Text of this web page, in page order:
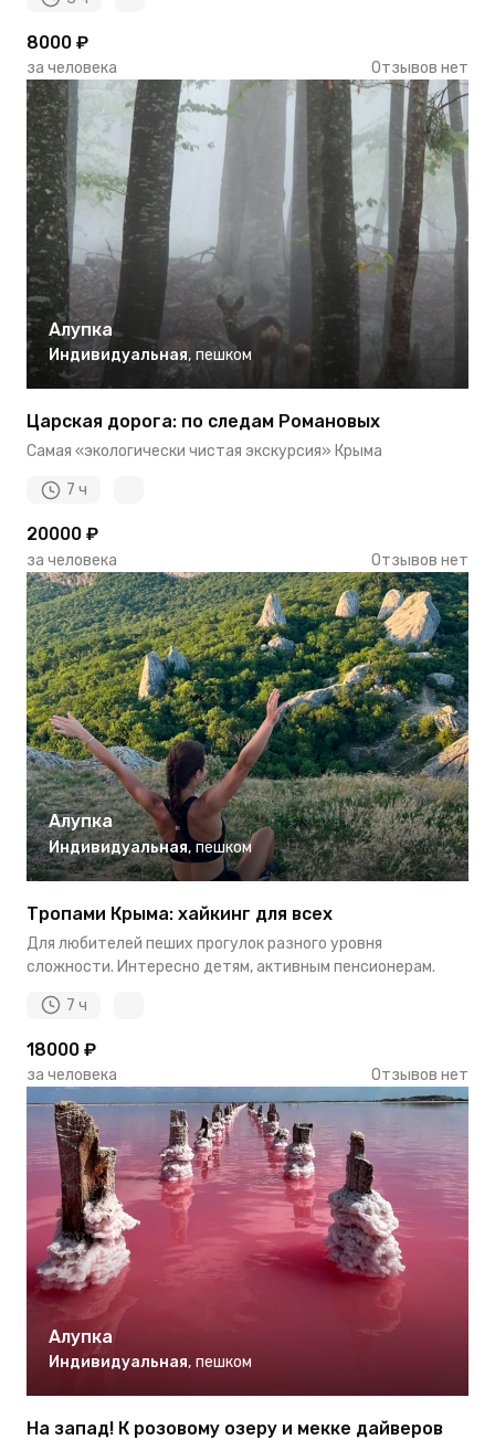
8000 ₽
за человека Отзывов нет
Алупка
Индивидуальная, пешком
Царская дорога: по следам Романовых
Cамая «экологически чистая экскурсия» Крыма
7 ч
20000 ₽
за человека Отзывов нет
Алупка
Индивидуальная, пешком
Тропами Крыма: хайкинг для всех
Для любителей пеших прогулок разного уровня
сложности. Интересно детям, активным пенсионерам.
7 ч
18000 ₽
за человека Отзывов нет
Алупка
Индивидуальная, пешком
На запад! К розовому озеру и мекке дайверов